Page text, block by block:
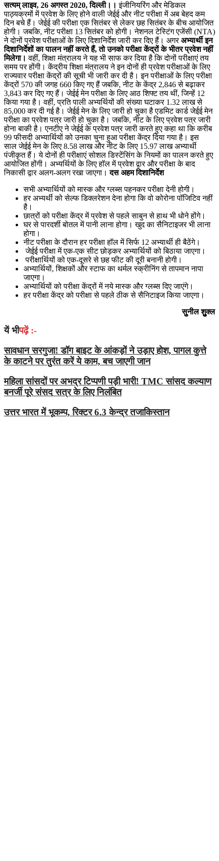
सत्‍यम् लाइव, 26 अगस्‍त 2020, दिल्‍ली।। इंजीनियरिंग और मेडिकल
पाठ्यक्रमों में प्रवेश के लिए होने वाली जेईई और नीट परीक्षा में अब बेहद कम
दिन बचे हैं। जेईई की परीक्षा एक सितंबर से लेकर छह सितंबर के बीच आयोजित
होगी। जबकि, नीट परीक्षा 13 सितंबर को होगी। नेशनल टेस्टिंग एजेंसी (NTA)
ने दोनों प्रवेश परीक्षाओं के लिए दिशानिर्देश जारी कर दिए हैं। अगरअभ्यार्थी इन
दिशानिर्देशों का पालन नहीं करते हैं, तो उनको परीक्षा केंद्रों के भीतर प्रवेश नहीं
मिलेगा। वहीं, शिक्षा मंत्रालय ने यह भी साफ कर दिया है कि दोनों परीक्षाएं तय
समय पर होंगी। केंद्रीय शिक्षा मंत्रालय ने इन दोनों ही प्रवेश परीक्षाओं के लिए
राज्यवार परीक्षा केंद्रों की सूची भी जारी कर दी है। इन परीक्षाओं के लिए परीक्षा
केंद्रों 570 की जगह 660 किए गए हैं जबकि, नीट के केंद्र 2,846 से बढ़ाकर
3,843 कर दिए गए हैं। जेईई मेन परीक्षा के लिए आठ शिफ्ट तय थीं, जिन्हें 12
किया गया है। वहीं, प्रति पाली अभ्यर्थियों की संख्या घटाकर 1.32 लाख से
85,000 कर दी गई है। जेईई मेन के लिए जारी हो चुका है एडमिट कार्ड जेईई मेन
परीक्षा का प्रवेश पत्र जारी हो चुका है। जबकि, नीट के लिए प्रवेश पत्र जारी
होना बाकी है। एनटीए ने जेईई के प्रवेश पत्र जारी करते हुए कहा था कि करीब
99 फीसदी अभ्यार्थियों को उनका चुना हुआ परीक्षा केंद्र दिया गया है। इस
साल जेईई मेन के लिए 8.58 लाख और नीट के लिए 15.97 लाख अभ्यार्थी
पंजीकृत हैं। ये दोनों ही परीक्षाएं सोशल डिस्टेंसिंग के नियमों का पालन करते हुए
आयोजित होंगी। अभ्यर्थियों के लिए हॉल में प्रवेश द्वार और परीक्षा के बाद
निकासी द्वार अलग-अलग रखा जाएगा।दस अहम दिशानिर्देश
सभी अभ्यार्थियों को मास्क और ग्लब्स पहनकर परीक्षा देनी होगी।
हर अभ्यर्थी को सेल्फ डिक्लरेशन देना होगा कि वो कोरोना पॉजिटिव नहीं
है।
छात्रों को परीक्षा केंद्र में प्रवेश से पहले साबुन से हाथ भी धोने होंगे।
घर से पारदर्शी बोतल में पानी लाना होगा। खुद का सैनिटाइजर भी लाना
होगा।
नीट परीक्षा के दौरान हर परीक्षा हॉल में सिर्फ 12 अभ्यार्थी ही बैठेंगे।
जेईई परीक्षा में एक-एक सीट छोड़कर अभ्यार्थियों को बिठाया जाएगा।
परीक्षार्थियों को एक-दूसरे से छह फीट की दूरी बनानी होगी।
अभ्यार्थियों, शिक्षकों और स्टाफ का थर्मल स्क्रीनिंग से तापमान नापा
जाएगा।
अभ्यार्थियों को परीक्षा केंद्रों में नये मास्क और ग्लब्स दिए जाएंगे।
हर परीक्षा केंद्र को परीक्षा से पहले ठीक से सैनिटाइज किया जाएगा।
सुु‍नील शुुुुक्‍ल
यें भीपढ़ें :-
सावधान सरगुजा! डॉग बाइट के आंकड़ों ने उड़ाए होश, पागल कुत्ते
के काटने पर तुरंत करें ये काम, बच जाएगी जान
महिला सांसदों पर अभद्र टिप्पणी पड़ी भारी! TMC सांसद कल्याण
बनर्जी पूरे संसद सत्र के लिए निलंबित
उत्तर भारत में भूकम्प, रिक्टर 6.3 केन्द्र तजाकिस्तान